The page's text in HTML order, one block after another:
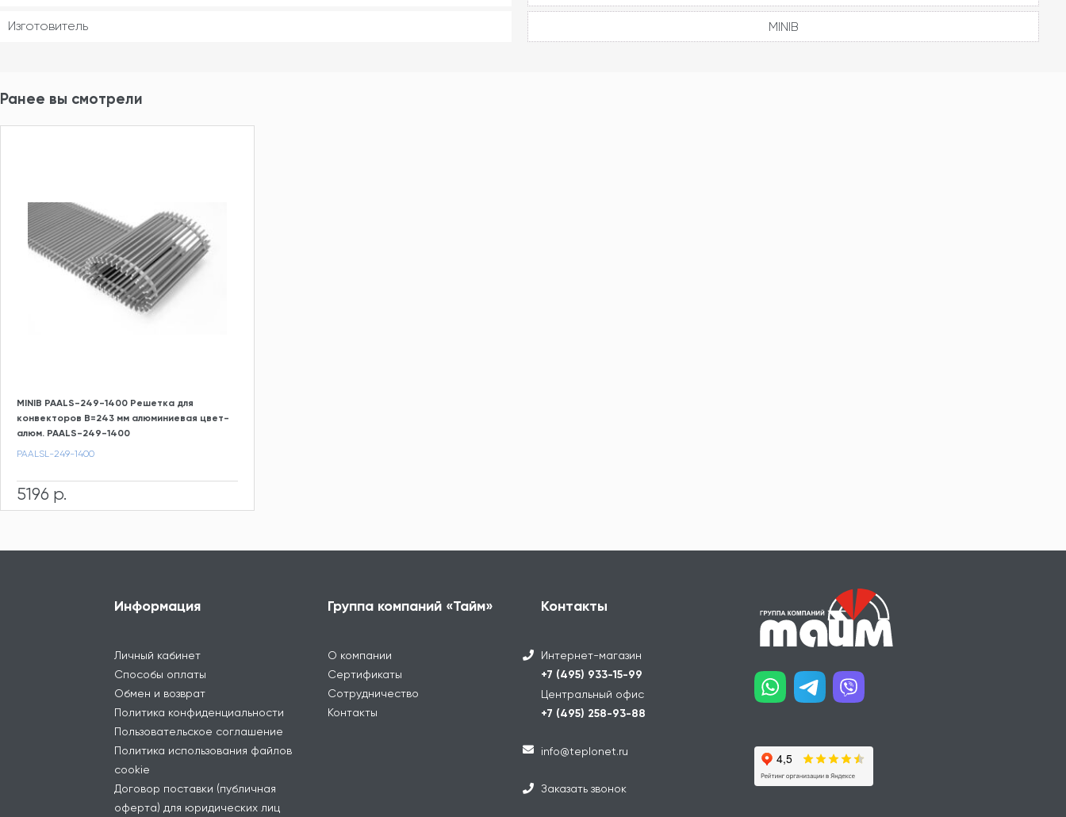
Изготовитель MINIB
Ранее вы смотрели
MINIB PAALS-249-1400 Решетка для
конвекторов В=243 мм алюминиевая цвет-
алюм. PAALS-249-1400
PAALSL-249-1400
5196 р.
Информация
Личный кабинет
Способы оплаты
Обмен и возврат
Политика конфиденциальности
Пользовательское соглашение
Политика использования файлов
cookie
Договор поставки (публичная
оферта) для юридических лиц
Группа компаний «Тайм»
О компании
Сертификаты
Сотрудничество
Контакты
Контакты
Интернет-магазин
+7 (495) 933-15-99
Центральный офис
+7 (495) 258-93-88
info@teplonet.ru
Заказать звонок